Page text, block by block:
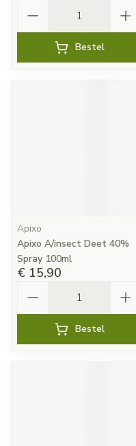
Bestel
Apixo
Apixo A/insect Deet 40%
Spray 100ml
€ 15,90
Bestel